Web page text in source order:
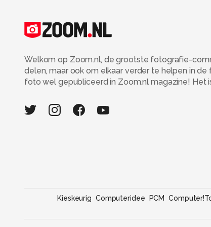
Welkom op Zoom.nl, de grootste fotografie-
delen, maar ook om elkaar verder te helpen in
foto wel gepubliceerd in Zoom.nl magazine! Het
Kieskeurig Computeridee PCM